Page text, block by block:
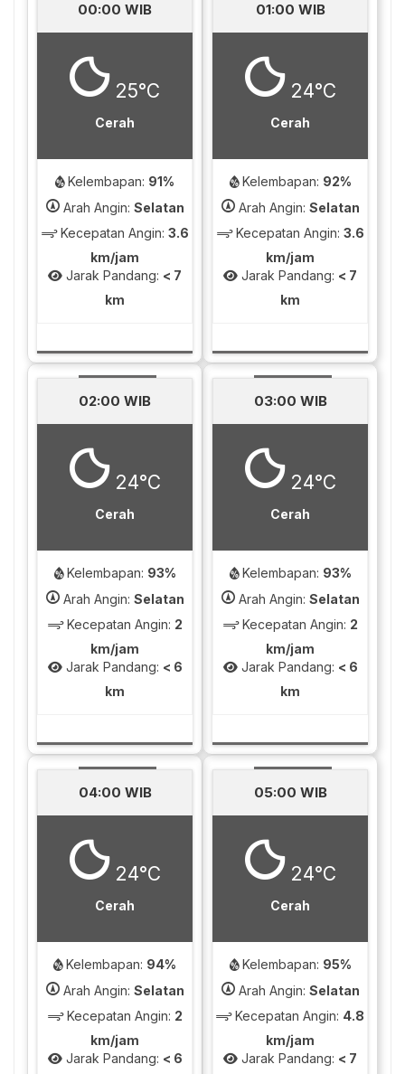
00:00 WIB
25°C
Cerah
Kelembapan: 91%
Arah Angin: Selatan
Kecepatan Angin: 3.6
km/jam
Jarak Pandang: < 7
km
01:00 WIB
24°C
Cerah
Kelembapan: 92%
Arah Angin: Selatan
Kecepatan Angin: 3.6
km/jam
Jarak Pandang: < 7
km
02:00 WIB
24°C
Cerah
Kelembapan: 93%
Arah Angin: Selatan
Kecepatan Angin: 2
km/jam
Jarak Pandang: < 6
km
03:00 WIB
24°C
Cerah
Kelembapan: 93%
Arah Angin: Selatan
Kecepatan Angin: 2
km/jam
Jarak Pandang: < 6
km
04:00 WIB
24°C
Cerah
Kelembapan: 94%
Arah Angin: Selatan
Kecepatan Angin: 2
km/jam
Jarak Pandang: < 6
05:00 WIB
24°C
Cerah
Kelembapan: 95%
Arah Angin: Selatan
Kecepatan Angin: 4.8
km/jam
Jarak Pandang: < 7